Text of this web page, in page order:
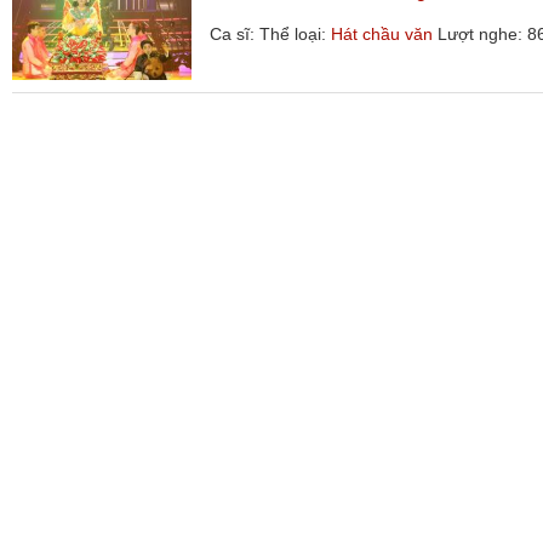
Ca sĩ: Thể loại: Hát chầu văn Lượt nghe: